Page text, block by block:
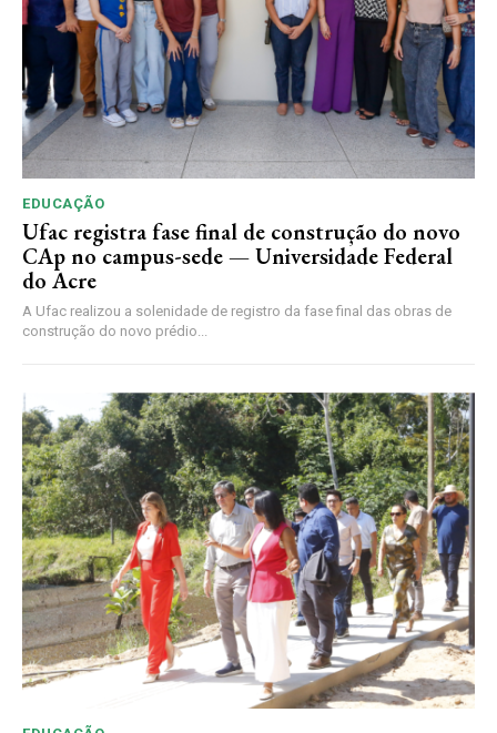
EDUCAÇÃO
Ufac registra fase final de construção do novo
CAp no campus-sede — Universidade Federal
do Acre
A Ufac realizou a solenidade de registro da fase final das obras de
construção do novo prédio...